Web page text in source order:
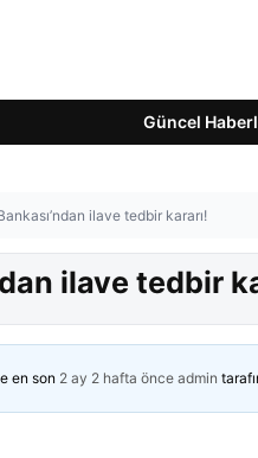
Güncel
ilave tedbir kararı!
ilave tedbir
en son 2 ay 2 hafta önce admin